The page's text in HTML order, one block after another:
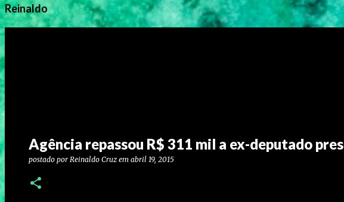
Reinaldo
Agência repassou R$ 311 mil a ex-deputado
postado por Reinaldo Cruz em abril 19, 2015